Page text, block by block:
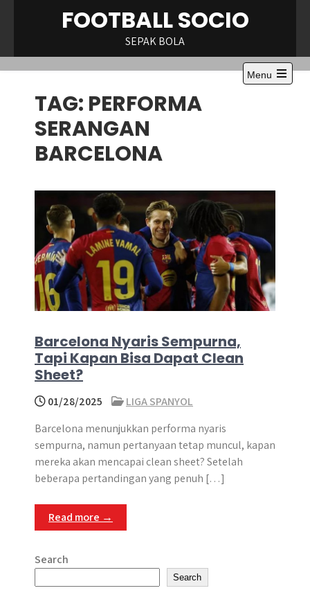
FOOTBALL SOCIO
SEPAK BOLA
Menu
Open
TAG: PERFORMA
SERANGAN
BARCELONA
Barcelona Nyaris Sempurna,
Tapi Kapan Bisa Dapat Clean
Sheet?
01/28/2025
LIGA SPANYOL
Barcelona menunjukkan performa nyaris
sempurna, namun pertanyaan tetap muncul, kapan
mereka akan mencapai clean sheet? Setelah
beberapa pertandingan yang penuh […]
Read more →
Search
Search